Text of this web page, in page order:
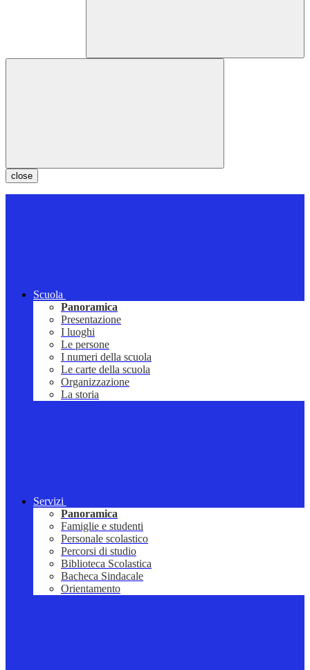
close
Scuola
Panoramica
Presentazione
I luoghi
Le persone
I numeri della scuola
Le carte della scuola
Organizzazione
La storia
Servizi
Panoramica
Famiglie e studenti
Personale scolastico
Percorsi di studio
Biblioteca Scolastica
Bacheca Sindacale
Orientamento